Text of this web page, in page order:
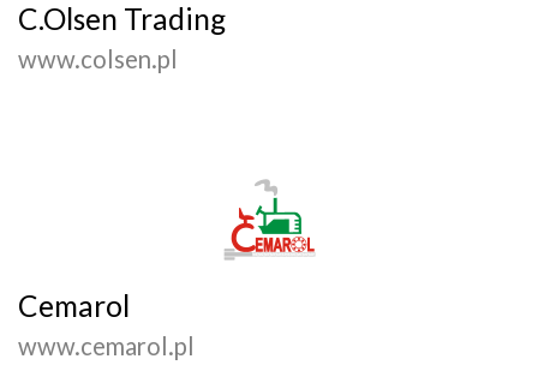
C.Olsen Trading
www.colsen.pl
Cemarol
www.cemarol.pl